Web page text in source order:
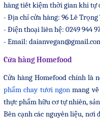
hàng tiết kiệm thời gian khi tự
- Địa chỉ cửa hàng: 96 Lê
- Điện thoại liên hệ: 0249 944
- Email:
Cửa hàng Homefood
Cửa hàng Homefood chính là
phẩm chay tươi ngonmang về
thực phẩm hữu cơ tự nhiên,
Bên cạnh các nguyên liệu, nơi